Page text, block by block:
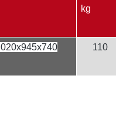
kg
110